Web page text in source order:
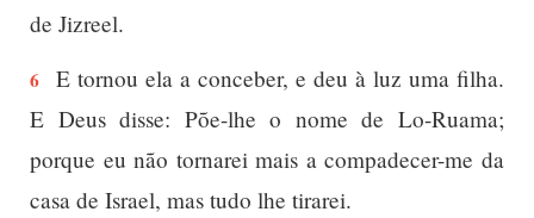
de Jizreel.
6
E tornou ela a conceber, e deu à luz uma filha.
E Deus disse: Põe-lhe o nome de Lo-Ruama;
porque eu não tornarei mais a compadecer-me da
casa de Israel, mas tudo lhe tirarei.